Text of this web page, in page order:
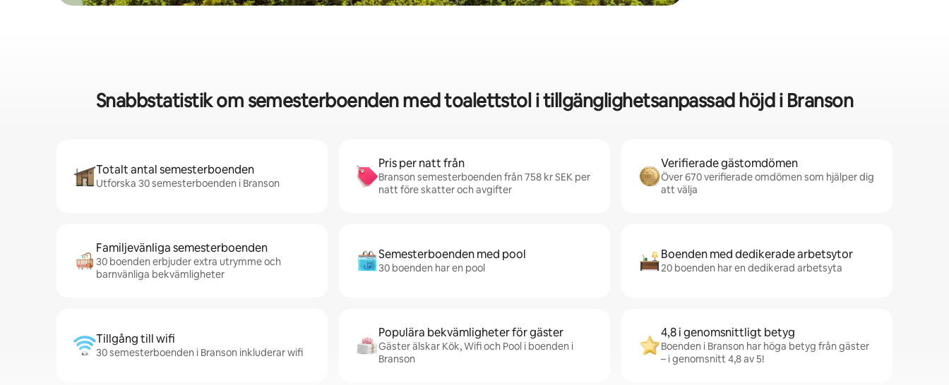
Snabbstatistik om semesterboenden med toalettstol i tillgänglighetsanpassad höjd i Branson
Totalt antal semesterboenden
Utforska 30 semesterboenden i Branson
Pris per natt från
Branson semesterboenden från 758 kr SEK per
natt före skatter och avgifter
Verifierade gästomdömen
Över 670 verifierade omdömen som hjälper dig
att välja
Familjevänliga semesterboenden
30 boenden erbjuder extra utrymme och
barnvänliga bekvämligheter
Semesterboenden med pool
30 boenden har en pool
Boenden med dedikerade arbetsytor
20 boenden har en dedikerad arbetsyta
Tillgång till wifi
30 semesterboenden i Branson inkluderar wifi
Populära bekvämligheter för gäster
Gäster älskar Kök, Wifi och Pool i boenden i
Branson
4,8 i genomsnittligt betyg
Boenden i Branson har höga betyg från gäster
– i genomsnitt 4,8 av 5!